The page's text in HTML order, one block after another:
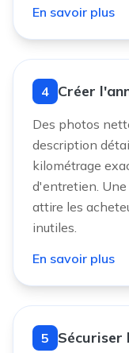
En savoir plus
4 Créer
Des photos
description
kilométrage
d'entretien.
attire les
inutiles.
En savoir plus
5 Sécuriser